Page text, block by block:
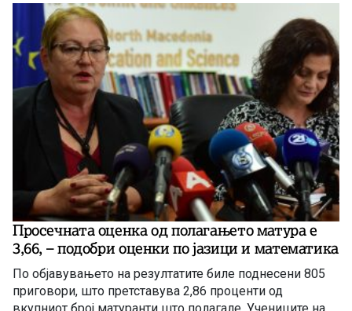
Просечната оценка од полагањето матура е
3,66, – подобри оценки по јазици и математика
По објавувањето на резултатите биле поднесени 805
приговори, што претставува 2,86 проценти од